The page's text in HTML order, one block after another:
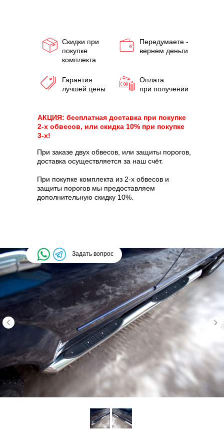
Скидки при
покупке
комплекта
Передумаете -
вернем деньги
Гарантия
лучшей цены
Оплата
при получении
АКЦИЯ: бесплатная доставка при покупке
2-х обвесов, или скидка 10% при покупке
3-х!
При заказе двух обвесов, или защиты порогов,
доставка осуществляется за наш счёт.
При покупке комплекта из 2-х обвесов и
защиты порогов мы предоставляем
дополнительную скидку 10%.
Задать вопрос